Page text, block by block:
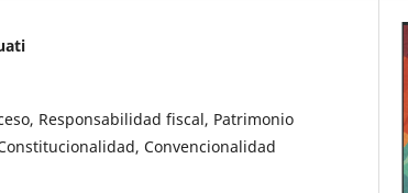
Responsabilidad fiscal, Patrimonio
Convencionalidad